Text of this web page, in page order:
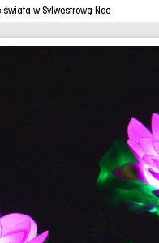
świata w Sylwestrową Noc